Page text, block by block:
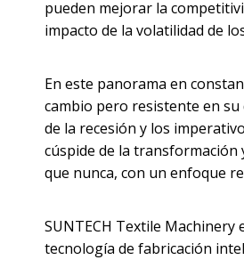
pueden mejorar la
impacto de la volatilidad de
En este panorama en
cambio pero resistente en
de la recesión y los
cúspide de la transformación
que nunca, con un enfoque
SUNTECH Textile
tecnología de fabricación